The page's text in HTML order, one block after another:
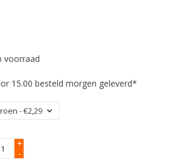
voorraad
15.00 besteld morgen geleverd*
+
-